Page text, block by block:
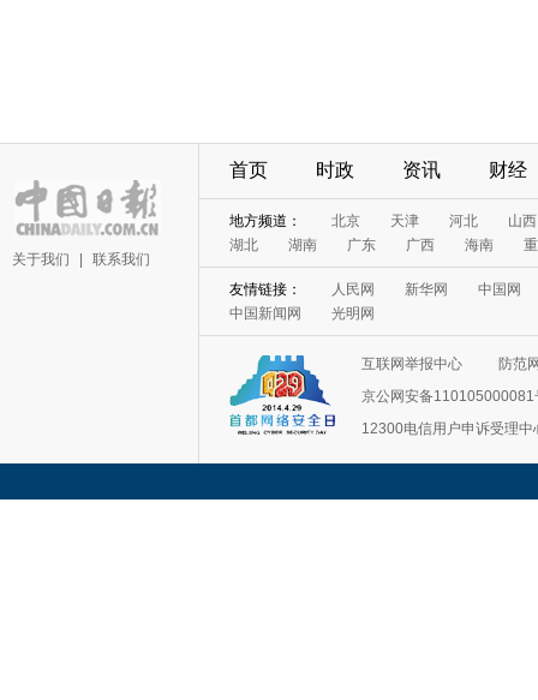
关于我们 联系我们
首页 时政 资讯 财经
地方频道： 北京 天津 河北
山西
湖北
湖南 广东 广西 海南
友情链接： 人民网 新华网
中国网
中国新闻网
光明网
互联网举报中心
防范
京公网安备110105000081
12300电信用户申诉受理中